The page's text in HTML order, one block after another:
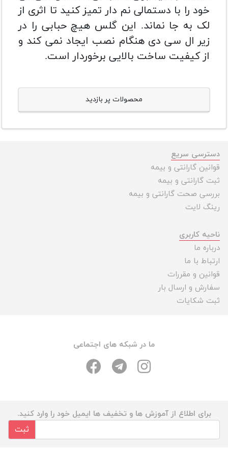
خود را با دستمالی نم دار تمیز کنید تا اثری از
لک به جا نماند. این گلس هیچ حبابی را در
زیر ال سی دی هنگام نصب ایجاد نمی کند و
از کیفیت ساخت بالایی برخوردار است.
محصولات پر بازدید
دسترسی سریع
قوانین گارانتی و بیمه
ثبت گارانتی و بیمه
بررسی صحت گارانتی و بیمه
رینگ لایت
ناحیه کاربری
درباره ما
ارتباط با ما
قوانین و مقررات
سفارش و ارسال بار
ثبت شکایات
ما در شبکه های اجتماعی
برای اطلاع از آموزش ها و تخفیف ها ایمیل خود را وارد کنید.
ثبت